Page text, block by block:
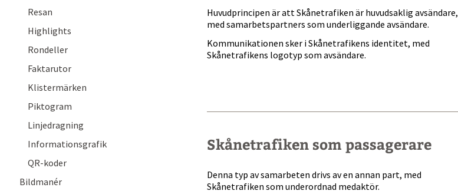
Resan
Highlights
Rondeller
Faktarutor
Klistermärken
Piktogram
Linjedragning
Informationsgrafik
QR-koder
Bildmanér
Huvudprincipen är att Skånetrafiken är huvudsaklig avsändare,
med samarbetspartners som underliggande avsändare.
Kommunikationen sker i Skånetrafikens identitet, med
Skånetrafikens logotyp som avsändare.
Skånetrafiken som passagerare
Denna typ av samarbeten drivs av en annan part, med
Skånetrafiken som underordnad medaktör.